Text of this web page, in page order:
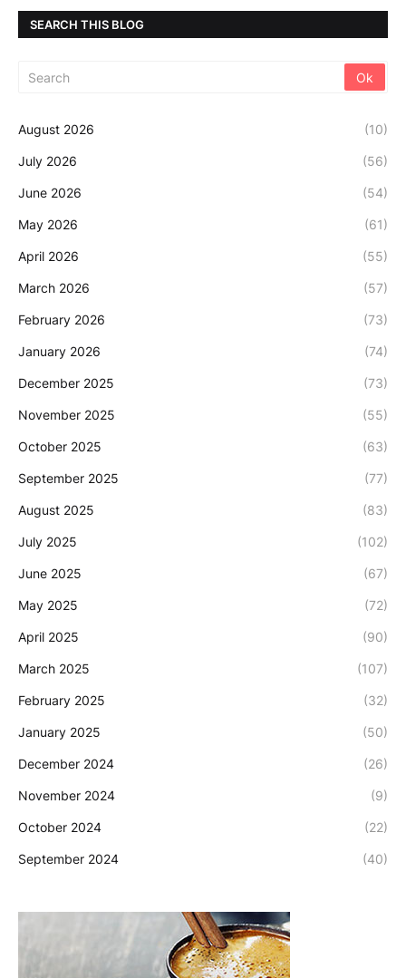
SEARCH THIS BLOG
August 2026 (10)
July 2026 (56)
June 2026 (54)
May 2026 (61)
April 2026 (55)
March 2026 (57)
February 2026 (73)
January 2026 (74)
December 2025 (73)
November 2025 (55)
October 2025 (63)
September 2025 (77)
August 2025 (83)
July 2025 (102)
June 2025 (67)
May 2025 (72)
April 2025 (90)
March 2025 (107)
February 2025 (32)
January 2025 (50)
December 2024 (26)
November 2024 (9)
October 2024 (22)
September 2024 (40)